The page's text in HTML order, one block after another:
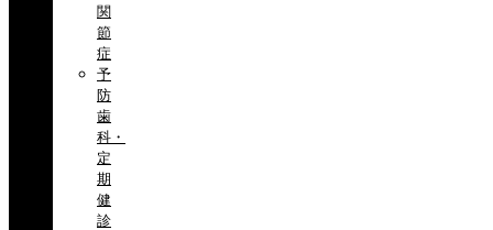
関
節
症
予
防
歯
科・
定
期
健
診